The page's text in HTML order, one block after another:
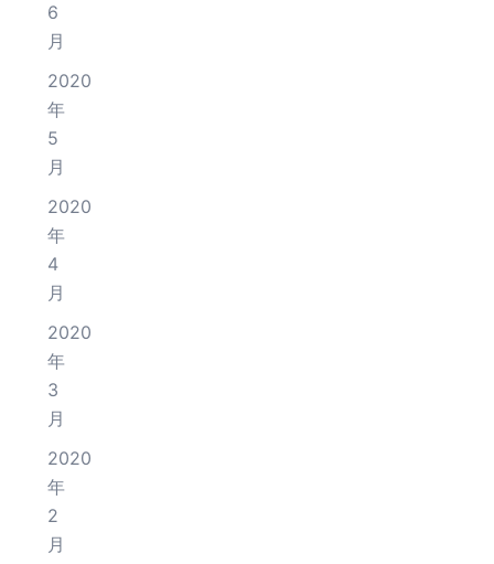
6
月
2020
年
5
月
2020
年
4
月
2020
年
3
月
2020
年
2
月